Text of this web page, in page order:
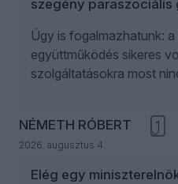
szegény paraszociális
Úgy is fogalmazhatunk:
együttműködés sikeres
szolgáltatásokra most
NÉMETH RÓBERT
2026. augusztus 4.
1
Elég egy